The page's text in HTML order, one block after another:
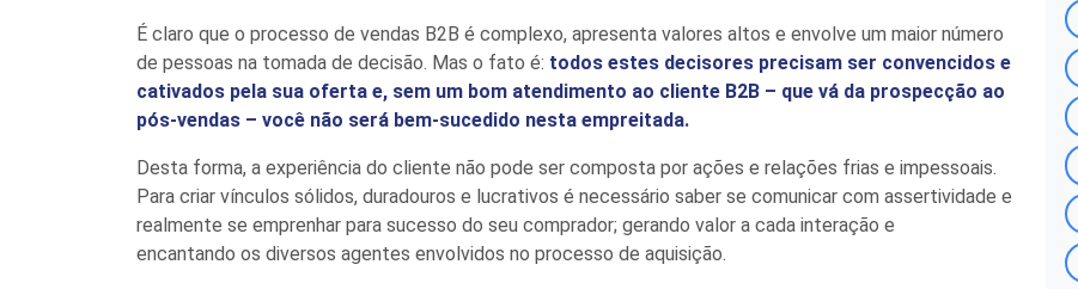
É claro que o processo de vendas B2B é complexo, apresenta valores altos e envolve um maior número
de pessoas na tomada de decisão. Mas o fato é: todos estes decisores precisam ser convencidos e
cativados pela sua oferta e, sem um bom atendimento ao cliente B2B – que vá da prospecção ao
pós-vendas – você não será bem-sucedido nesta empreitada.
Desta forma, a experiência do cliente não pode ser composta por ações e relações frias e impessoais.
Para criar vínculos sólidos, duradouros e lucrativos é necessário saber se comunicar com assertividade e
realmente se emprenhar para sucesso do seu comprador; gerando valor a cada interação e
encantando os diversos agentes envolvidos no processo de aquisição.